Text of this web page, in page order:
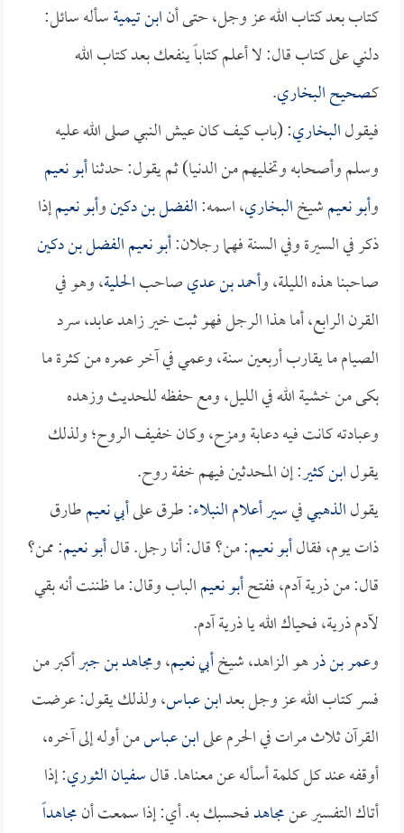
كتاب بعد كتاب الله عز وجل، حتى أنابن تيميةسأله سائل:
دلني على كتاب قال: لا أعلم كتاباً ينفعك بعد كتاب الله
كـصحيح البخاري.
فيقولالبخاري: (باب كيف كان عيش النبي صلى الله عليه
وسلم وأصحابه وتخليهم من الدنيا) ثم يقول: حدثناأبو نعيم
وأبو نعيمشيخالبخاري، اسمه:الفضل بن دكينوأبو نعيمإذا
ذكر في السيرة وفي السنة فهما رجلان:أبو نعيمالفضل بن دكين
صاحبنا هذه الليلة، وأحمد بن عديصاحبالحلية، وهو في
القرن الرابع، أما هذا الرجل فهو ثبت خير زاهد عابد، سرد
الصيام ما يقارب أربعين سنة، وعمي في آخر عمره من كثرة ما
بكى من خشية الله في الليل، ومع حفظه للحديث وزهده
وعبادته كانت فيه دعابة ومزح، وكان خفيف الروح؛ ولذلك
يقولابن كثير: إن المحدثين فيهم خفة روح.
يقولالذهبيفيسير أعلام النبلاء: طرق علىأبي نعيمطارق
ذات يوم، فقالأبو نعيم: من؟ قال: أنا رجل. قالأبو نعيم: ممن؟
قال: من ذرية آدم، ففتحأبو نعيمالباب وقال: ما ظننت أنه بقي
لآدم ذرية، فحياك الله يا ذرية آدم.
وعمر بن ذرهو الزاهد، شيخأبي نعيم، ومجاهد بن جبرأكبر من
فسر كتاب الله عز وجل بعدابن عباس، ولذلك يقول: عرضت
القرآن ثلاث مرات في الحرم علىابن عباسمن أوله إلى آخره،
أوقفه عند كل كلمة أسأله عن معناها. قالسفيان الثوري: إذا
أتاك التفسير عنمجاهدفحسبك به. أي: إذا سمعت أنمجاهداً